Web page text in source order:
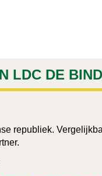
LDC DE
republiek.